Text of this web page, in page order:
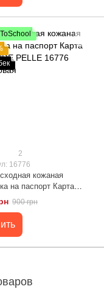
2
16776
кожаная
на паспорт Карта
PELLE 16776
900 грн